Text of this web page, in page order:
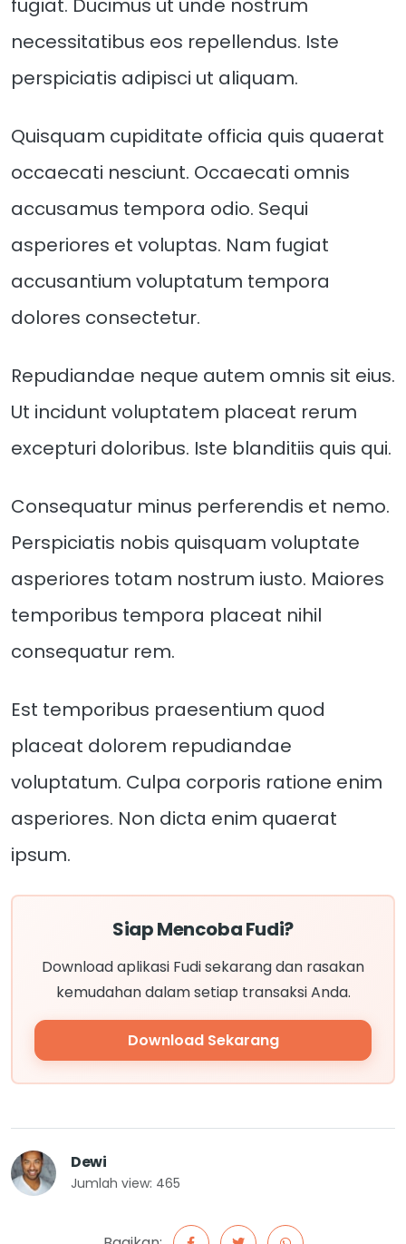
fugiat. Ducimus ut unde nostrum
necessitatibus eos repellendus. Iste
perspiciatis adipisci ut aliquam.
Quisquam cupiditate officia quis quaerat
occaecati nesciunt. Occaecati omnis
accusamus tempora odio. Sequi
asperiores et voluptas. Nam fugiat
accusantium voluptatum tempora
dolores consectetur.
Repudiandae neque autem omnis sit eius.
Ut incidunt voluptatem placeat rerum
excepturi doloribus. Iste blanditiis quis qui.
Consequatur minus perferendis et nemo.
Perspiciatis nobis quisquam voluptate
asperiores totam nostrum iusto. Maiores
temporibus tempora placeat nihil
consequatur rem.
Est temporibus praesentium quod
placeat dolorem repudiandae
voluptatum. Culpa corporis ratione enim
asperiores. Non dicta enim quaerat
ipsum.
Siap Mencoba Fudi?
Download aplikasi Fudi sekarang dan rasakan
kemudahan dalam setiap transaksi Anda.
Download Sekarang
Dewi
Jumlah view: 465